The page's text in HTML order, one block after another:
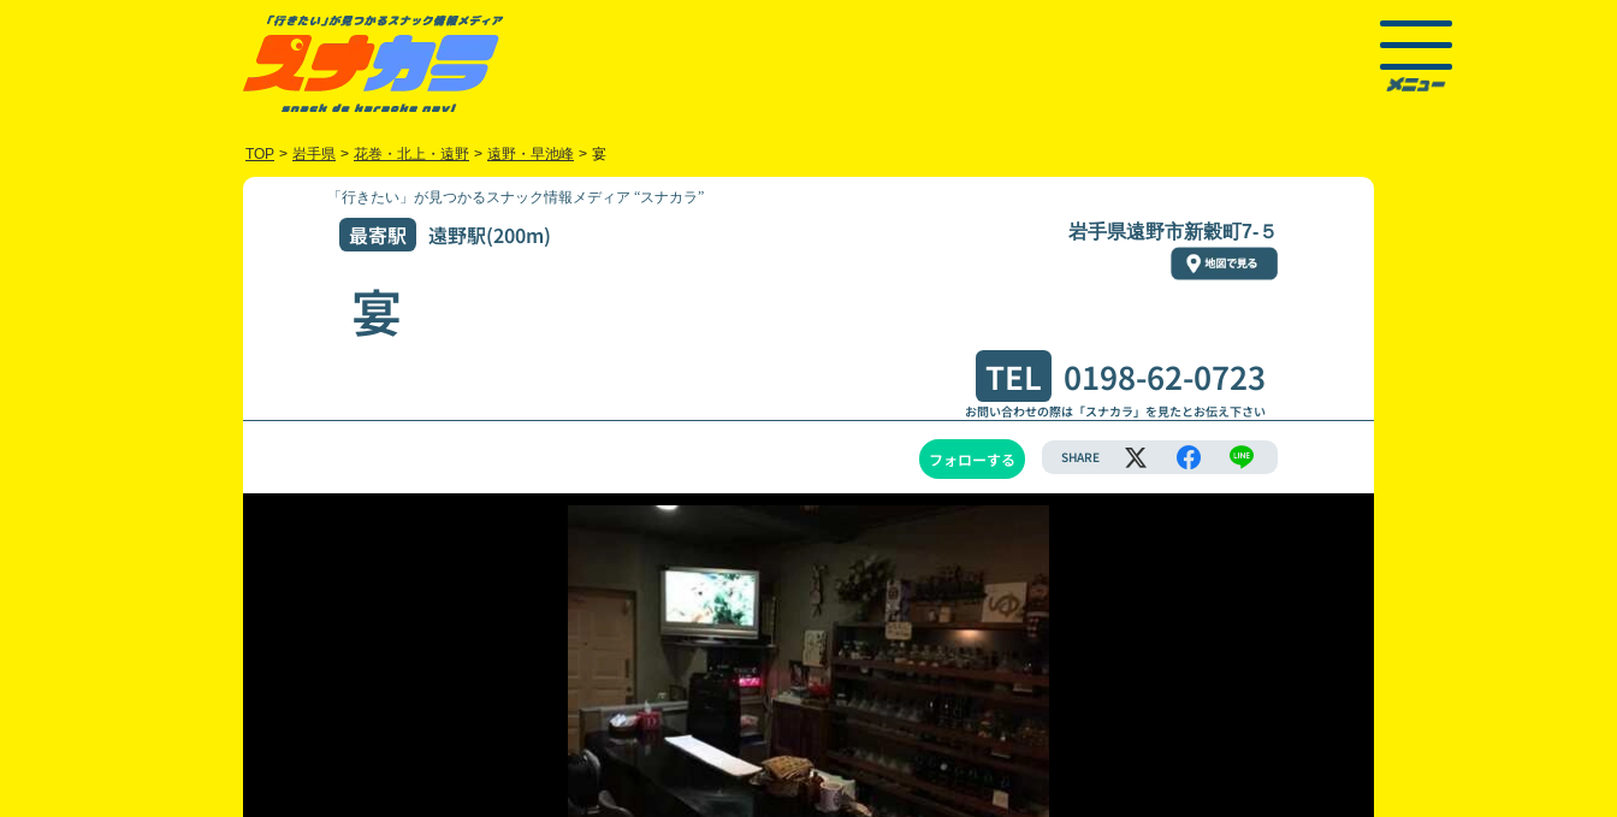
TOP > 岩手県 > 花巻・北上・遠野 > 遠野・早池峰 > 宴
「行きたい」が見つかるスナック情報メディア “スナカラ”
最寄駅 遠野駅(200m) 岩手県遠野市新穀町7-５
宴
TEL 0198-62-0723
お問い合わせの際は「スナカラ」を見たとお伝え下さい
フォローする SHARE